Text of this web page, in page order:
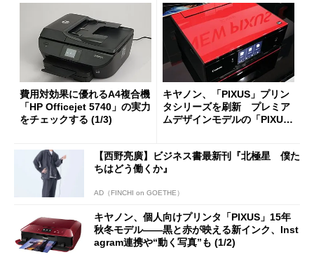
費用対効果に優れるA4複合機
「HP Officejet 5740」の実力
をチェックする (1/3)
キヤノン、「PIXUS」プリン
タシリーズを刷新 プレミア
ムデザインモデルの「PIXUS
【西野亮廣】ビジネス書最新刊『北極星 僕た
ちはどう働くか』
AD（FINCHI on GOETHE）
キヤノン、個人向けプリンタ「PIXUS」15年
秋冬モデル――黒と赤が映える新インク、Inst
agram連携や“動く写真”も (1/2)